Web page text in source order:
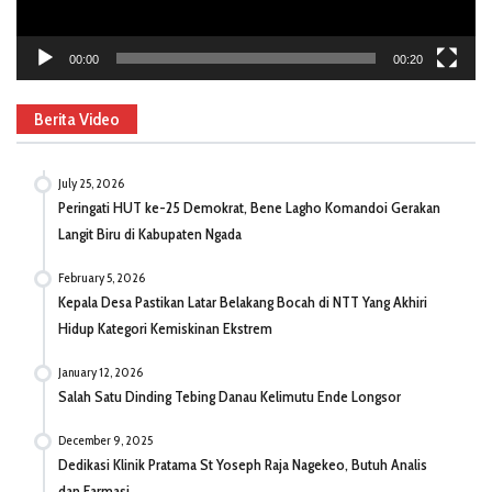
00:00 00:20
Berita Video
July 25, 2026
Peringati HUT ke-25 Demokrat, Bene Lagho Komandoi Gerakan
Langit Biru di Kabupaten Ngada
February 5, 2026
Kepala Desa Pastikan Latar Belakang Bocah di NTT Yang Akhiri
Hidup Kategori Kemiskinan Ekstrem
January 12, 2026
Salah Satu Dinding Tebing Danau Kelimutu Ende Longsor
December 9, 2025
Dedikasi Klinik Pratama St Yoseph Raja Nagekeo, Butuh Analis